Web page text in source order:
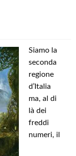
Siamo la
seconda
regione
d’Italia
ma, al di
là dei
freddi
numeri, il